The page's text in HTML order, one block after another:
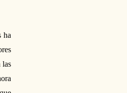
ha
las